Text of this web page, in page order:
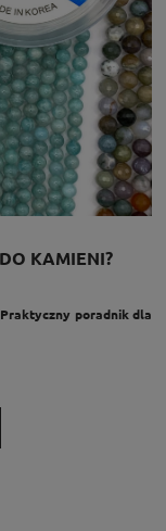
KAMIENI?
poradnik dla